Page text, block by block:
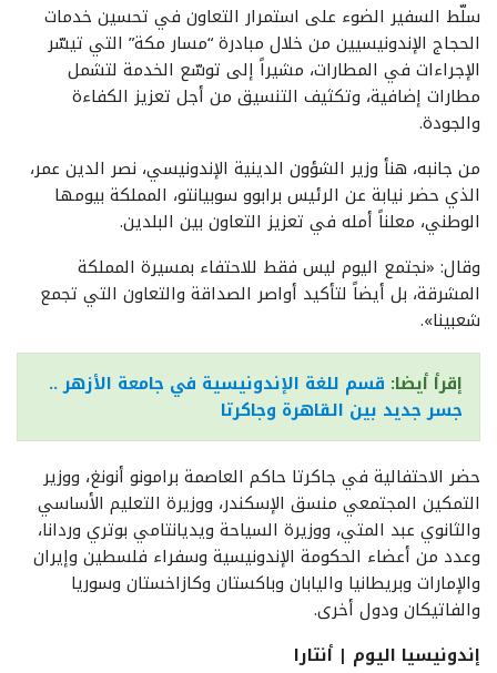
سلّط السفير الضوء على استمرار التعاون في تحسين خدمات
الحجاج الإندونيسيين من خلال مبادرة “مسار مكة” التي تيسّر
الإجراءات في المطارات، مشيراً إلى توسّع الخدمة لتشمل
مطارات إضافية، وتكثيف التنسيق من أجل تعزيز الكفاءة
والجودة.
من جانبه، هنأ وزير الشؤون الدينية الإندونيسي، نصر الدين عمر،
الذي حضر نيابة عن الرئيس برابوو سوبيانتو، المملكة بيومها
الوطني، معلناً أمله في تعزيز التعاون بين البلدين.
وقال: «نجتمع اليوم ليس فقط للاحتفاء بمسيرة المملكة
المشرقة، بل أيضاً لتأكيد أواصر الصداقة والتعاون التي تجمع
شعبينا».
إقرأ أيضا: قسم للغة الإندونيسية في جامعة الأزهر ..
جسر جديد بين القاهرة وجاكرتا
حضر الاحتفالية في جاكرتا حاكم العاصمة برامونو أنونغ، ووزير
التمكين المجتمعي منسق الإسكندر، ووزيرة التعليم الأساسي
والثانوي عبد المتي، ووزيرة السياحة ويديانتامي بوتري وردانا،
وعدد من أعضاء الحكومة الإندونيسية وسفراء فلسطين وإيران
والإمارات وبريطانيا واليابان وباكستان وكازاخستان وسوريا
والفاتيكان ودول أخرى.
إندونيسيا اليوم | أنتارا